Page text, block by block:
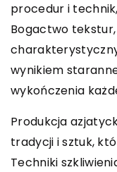
procedur i
Bogactwo
wynikiem
wykończenia
Produkcja
tradycji i sztuk,
Techniki